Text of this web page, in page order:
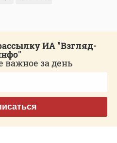
ИА "Взгляд-
важное за день